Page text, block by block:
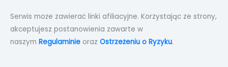
Serwis może zawierać linki afiliacyjne. Korzystając ze strony,
akceptujesz postanowienia zawarte w
naszym Regulaminie oraz Ostrzeżeniu o Ryzyku.